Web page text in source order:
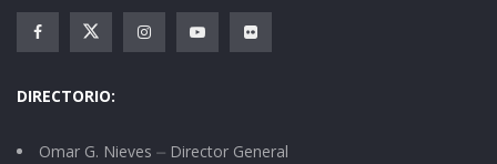
DIRECTORIO:
Omar G. Nieves ⏤ Director General